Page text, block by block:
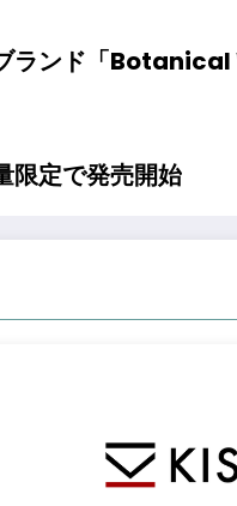
ランド「
限定で発売開始